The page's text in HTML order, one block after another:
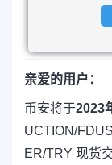
亲爱的用户：
币安将于2023
UCTION/
ER/TRY 现货